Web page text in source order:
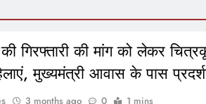
गिरफ्तारी की मांग को लेकर
मुख्यमंत्री आवास के पास
3 months ago 0 1 mins